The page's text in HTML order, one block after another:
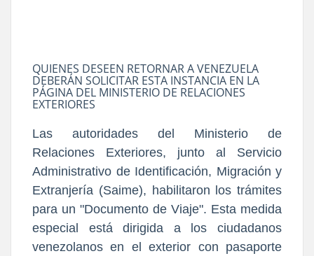
QUIENES DESEEN RETORNAR A VENEZUELA
DEBERÁN SOLICITAR ESTA INSTANCIA EN LA
PÁGINA DEL MINISTERIO DE RELACIONES
EXTERIORES
Las autoridades del Ministerio de
Relaciones Exteriores, junto al Servicio
Administrativo de Identificación, Migración y
Extranjería (Saime), habilitaron los trámites
para un "Documento de Viaje". Esta medida
especial está dirigida a los ciudadanos
venezolanos en el exterior con pasaporte